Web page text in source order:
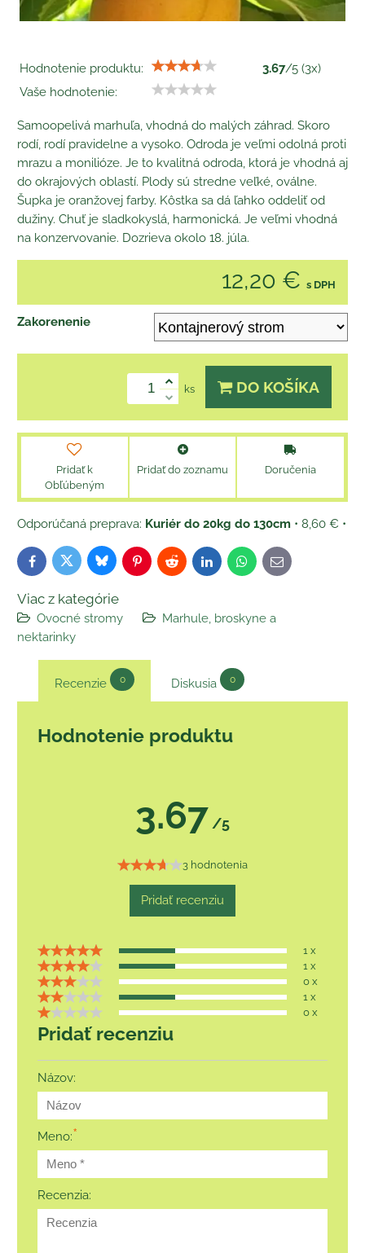
Hodnotenie produktu: 3.67/5 (3x)
Vaše hodnotenie:
Samoopelivá marhuľa, vhodná do malých záhrad. Skoro
rodí, rodí pravidelne a vysoko. Odroda je veľmi odolná proti
mrazu a monilióze. Je to kvalitná odroda, ktorá je vhodná aj
do okrajových oblastí. Plody sú stredne veľké, oválne.
Šupka je oranžovej farby. Kôstka sa dá ľahko oddeliť od
dužiny. Chuť je sladkokyslá, harmonická. Je veľmi vhodná
na konzervovanie. Dozrieva okolo 18. júla.
12,20 € s DPH
Zakorenenie
ks DO KOŠÍKA
Pridať k
Obľúbeným
Pridať do zoznamu Doručenia
Kuriér do 20kg do 130cm • 8,60 € •
FacebookTwitterBlueskyPinterestReddit LinkedInWhatsApp
E-
mail
Viac z kategórie
Ovocné stromy
Marhule, broskyne a
nektarinky
Recenzie 0 Diskusia 0
Hodnotenie produktu
3.67 /5
3 hodnotenia
Pridať recenziu
1 x
1 x
0 x
1 x
0 x
Pridať recenziu
Názov:
Meno:*
Recenzia: